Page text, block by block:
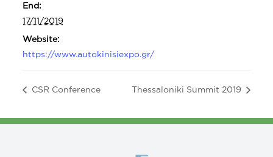
End:
17/11/2019
Website:
https://www.autokinisiexpo.gr/
CSR Conference Thessaloniki Summit 2019